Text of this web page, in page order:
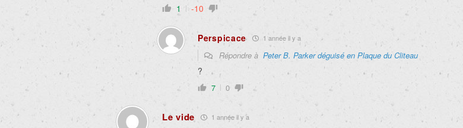
1 -10
Perspicace 1 année il y a
Répondre à Peter B. Parker déguisé en Plaque du Cliteau
?
7 0
Le vide 1 année il y a